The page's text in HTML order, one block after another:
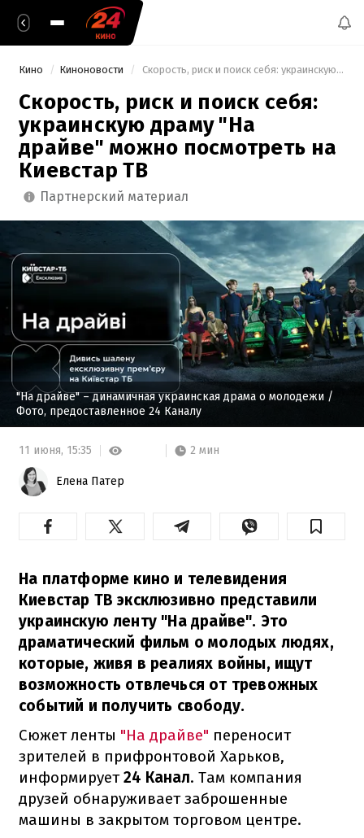
Кино Киноновости Скорость, риск и поиск себя: украинскую драму "На драйве" можно посмотреть на Киевстар ТВ
Скорость, риск и поиск себя:
украинскую драму "На
драйве" можно посмотреть на
Киевстар ТВ
партнерский материал
"На драйве" – динамичная украинская драма о молодежи /
Фото, предоставленное 24 Каналу
11 июня, 15:35 2 мин
Елена Патер
На платформе кино и телевидения
Киевстар ТВ эксклюзивно представили
украинскую ленту "На драйве". Это
драматический фильм о молодых людях,
которые, живя в реалиях войны, ищут
возможность отвлечься от тревожных
событий и получить свободу.
Сюжет ленты "На драйве" переносит
зрителей в прифронтовой Харьков,
информирует24 Канал. Там компания
друзей обнаруживает заброшенные
машины в закрытом торговом центре.